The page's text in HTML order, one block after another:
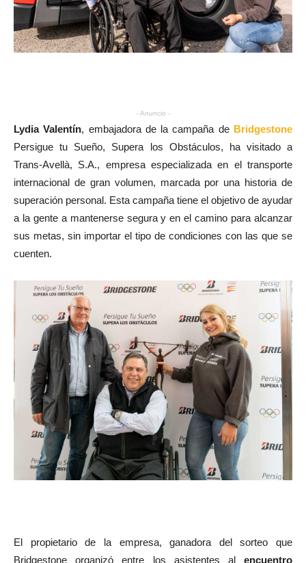
- Anuncio -
Lydia Valentín, embajadora de la campaña de Bridgestone
Persigue tu Sueño, Supera los Obstáculos, ha visitado a
Trans-Avellà, S.A., empresa especializada en el transporte
internacional de gran volumen, marcada por una historia de
superación personal. Esta campaña tiene el objetivo de ayudar
a la gente a mantenerse segura y en el camino para alcanzar
sus metas, sin importar el tipo de condiciones con las que se
cuenten.
El propietario de la empresa, ganadora del sorteo que
Bridgestone organizó entre los asistentes al encuentro